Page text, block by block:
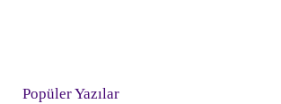
Popüler Yazılar